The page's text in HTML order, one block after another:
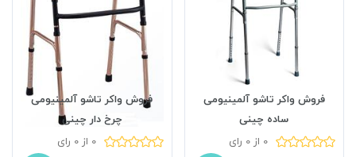
فروش واکر تاشو آلمینیومی
ساده چینی
0 از 0 رای
فروش واکر تاشو آلمینیومی
چرخ دار چینی
0 از 0 رای